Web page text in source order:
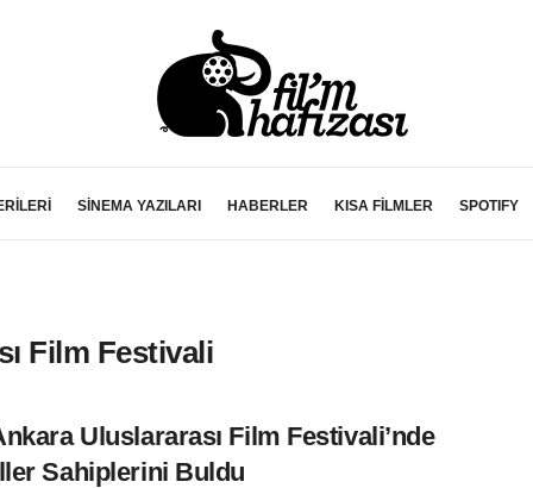
SİNEMA YAZILARI HABERLER KISA FİLMLER SPOTIFY
Film Festivali
Uluslararası Film Festivali’nde
Sahiplerini Buldu